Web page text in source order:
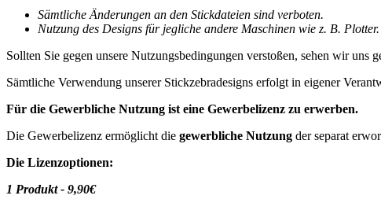
Sämtliche Änderungen an den Stickdateien sind verboten.
Nutzung des Designs für jegliche andere Maschinen wie z. B. Plotter.
Sollten Sie gegen unsere Nutzungsbedingungen verstoßen, sehen wir uns
Sämtliche Verwendung unserer Stickzebradesigns erfolgt in eigener
Für die Gewerbliche Nutzung ist eine Gewerbelizenz zu erwerben.
Die Gewerbelizenz ermöglicht die gewerbliche Nutzung der separat
Die Lizenzoptionen:
1 Produkt - 9,90€